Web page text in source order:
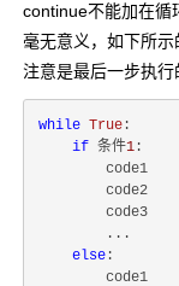
continue不能加在循
毫无意义，如下所示
注意是最后一步执行
while True :
if 条件1 :
else :